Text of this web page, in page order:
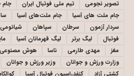
تصویر نجومی
تیم ملی فوتبال ایران
جام
جام ملت های آسیا
جام ملت‌های آسیا
سردار آزمون
سرطان سپاهان شیائومی
فوتبال
لیگ برتر لیگ قهرمانان آسیا
مغز
مهدی طارمی ناسا هوش مصنوعی
وزارت ورزش و جوانان
وزیر ورزش و جوانان
کشتی آزاد
کنفدراسیون فوتبال آسیا